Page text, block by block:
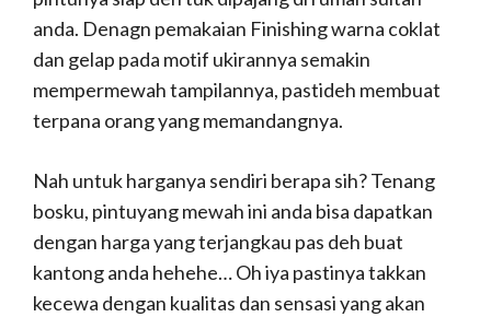
anda. Denagn pemakaian Finishing warna coklat
dan gelap pada motif ukirannya semakin
mempermewah tampilannya, pastideh membuat
terpana orang yang memandangnya.
Nah untuk harganya sendiri berapa sih? Tenang
bosku, pintuyang mewah ini anda bisa dapatkan
dengan harga yang terjangkau pas deh buat
kantong anda hehehe… Oh iya pastinya takkan
kecewa dengan kualitas dan sensasi yang akan